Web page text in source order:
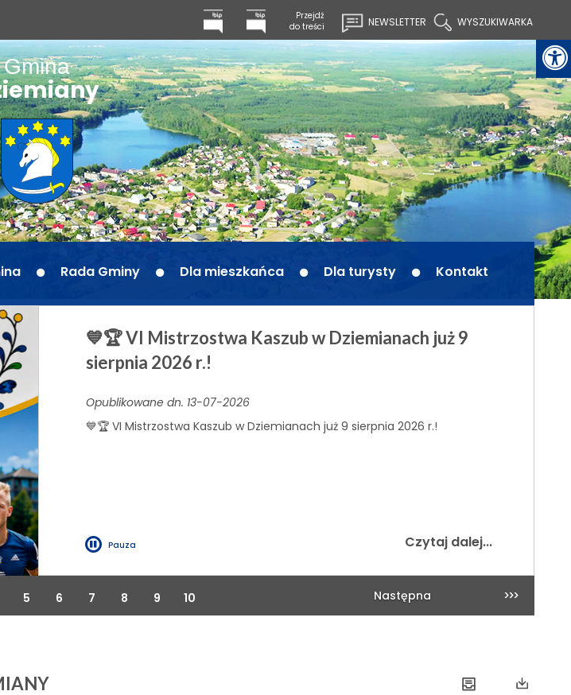
Przejdź
do treści
NEWSLETTER WYSZUKIWARKA
Gmina
Rada Gminy Dla mieszkańca Dla turysty Kontakt
5 6 7 8 9 10
💙🏆 VI Mistrzostwa Kaszub w Dziemianach już 9
sierpnia 2026 r.!
Opublikowane dn. 13-07-2026
💙🏆 VI Mistrzostwa Kaszub w Dziemianach już 9 sierpnia 2026 r.!
Pauza Czytaj dalej...
Następna